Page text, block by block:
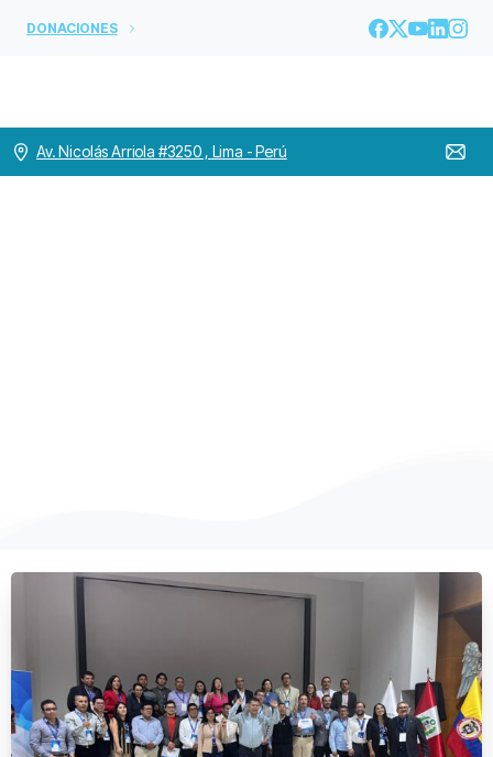
DONACIONES
Av. Nicolás Arriola #3250 , Lima - Perú